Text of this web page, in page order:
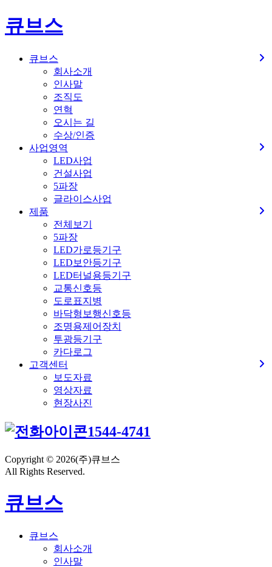
큐브스
큐브스
회사소개
인사말
조직도
연혁
오시는 길
수상/인증
사업영역
LED사업
건설사업
5파장
글라이스사업
제품
전체보기
5파장
LED가로등기구
LED보안등기구
LED터널용등기구
교통신호등
도로표지병
바닥형보행신호등
조명용제어장치
투광등기구
카다로그
고객센터
보도자료
영상자료
현장사진
1544-4741
Copyright © 2026(주)큐브스
All Rights Reserved.
큐브스
큐브스
회사소개
인사말